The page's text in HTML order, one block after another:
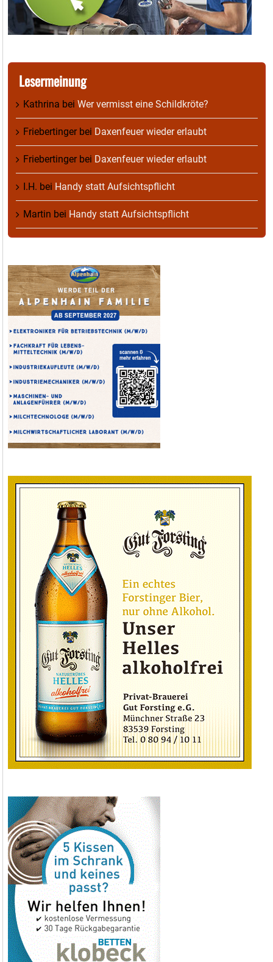
Lesermeinung
Kathrina bei Wer vermisst eine Schildkröte?
Friebertingerbei Daxenfeuer wieder erlaubt
Friebertingerbei Daxenfeuer wieder erlaubt
I.H. bei Handy statt Aufsichtspflicht
Martin bei Handy statt Aufsichtspflicht